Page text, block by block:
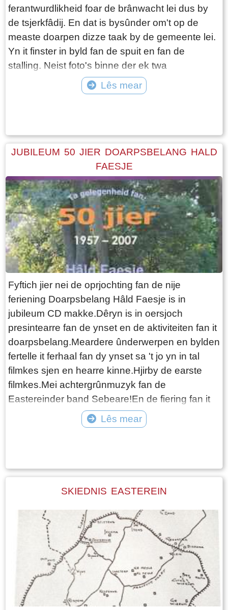
ferantwurdlikheid foar de brânwacht lei dus by
de tsjerkfâdij. En dat is bysûnder om't op de
measte doarpen dizze taak by de gemeente lei.
Yn it finster in byld fan de spuit en fan de
stalling. Neist foto's binne der ek twa
dokuminten oan dit finster tafoege.
Lês mear
JUBILEUM 50 JIER DOARPSBELANG HALD
FAESJE
Fyftich jier nei de oprjochting fan de nije
feriening Doarpsbelang Hâld Faesje is in
jubileum CD makke.Dêryn is in oersjoch
presintearre fan de ynset en de aktiviteiten fan it
doarpsbelang.Meardere ûnderwerpen en bylden
fertelle it ferhaal fan dy ynset sa 't jo yn in tal
filmkes sjen en hearre kinne.Hjirby de earste
filmkes.Mei achtergrûnmuzyk fan de
Eastereinder band Sebeare!En de fiering fan it
jubileum yn de Martini tsjerke, mei bylden fan it
Lês mear
SKIEDNIS EASTEREIN